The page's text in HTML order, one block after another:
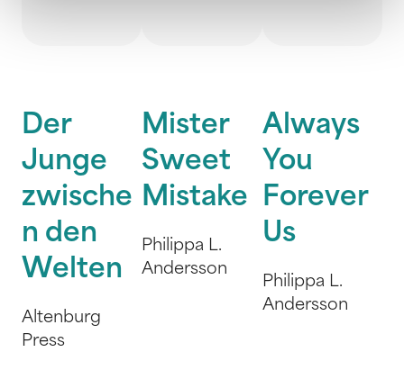
Der
Junge
zwische
n den
Welten
Altenburg
Press
Mister
Sweet
Mistake
Philippa L.
Andersson
Always
You
Forever
Us
Philippa L.
Andersson